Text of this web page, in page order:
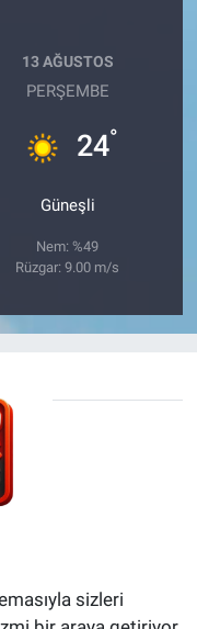
13 AĞUSTOS
PERŞEMBE
24°
Güneşli
Nem: %49
Rüzgar: 9.00 m/s
sizleri